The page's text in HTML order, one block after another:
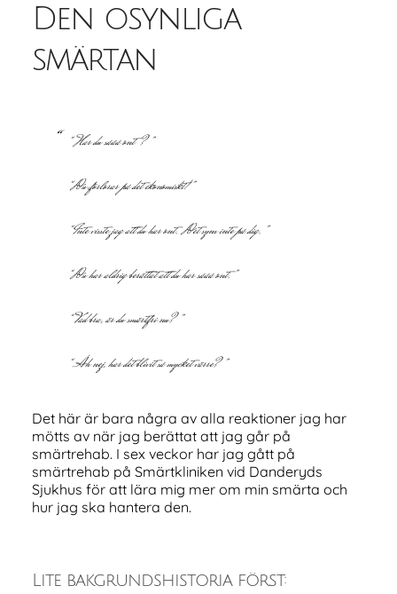
Den osynliga
smärtan
“Har du sååå ont?”
“Du förlorar på det ekonomiskt!”
“Inte visste jag att du har ont. Det syns inte på dig.”
“Du har aldrig berättat att du har sååå ont.”
“Vad bra, är du smärtfri nu?”
“Åh nej, har det blivit så mycket värre?”
Det här är bara några av alla reaktioner jag har
mötts av när jag berättat att jag går på
smärtrehab. I sex veckor har jag gått på
smärtrehab på Smärtkliniken vid Danderyds
Sjukhus för att lära mig mer om min smärta och
hur jag ska hantera den.
Lite bakgrundshistoria först: